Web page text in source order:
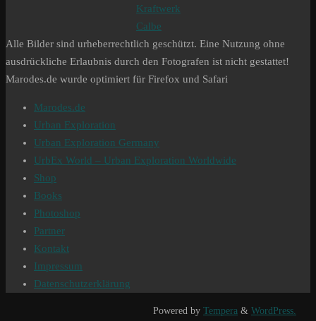
Kraftwerk
Calbe
Alle Bilder sind urheberrechtlich geschützt. Eine Nutzung ohne
ausdrückliche Erlaubnis durch den Fotografen ist nicht gestattet!
Marodes.de wurde optimiert für Firefox und Safari
Marodes.de
Urban Exploration
Urban Exploration Germany
UrbEx World – Urban Exploration Worldwide
Shop
Books
Photoshop
Partner
Kontakt
Impressum
Datenschutzerklärung
Powered by Tempera & WordPress.